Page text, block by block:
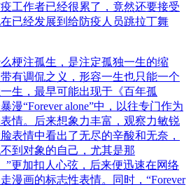
工作者已经很累了，竟然还要接受
已经发展到给防疫人员跳拉丁舞
梗注孤生，是注定孤独一生的缩
有调侃之义，形容一生也只能一个
生，最早可能出现于《百年孤
漫“Forever alone”中，以往专门作为
情。后来想象力丰富，观察力敏锐
表情中看出了无尽的辛酸和无奈，
到对象的自己，尤其是那
”更加扣人心弦，后来便迅速在网络
漫画的标志性表情。同时，“Forever